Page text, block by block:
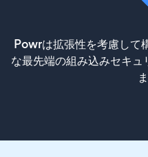
Powrは拡張性を考慮して
な最先端の組み込みセキ